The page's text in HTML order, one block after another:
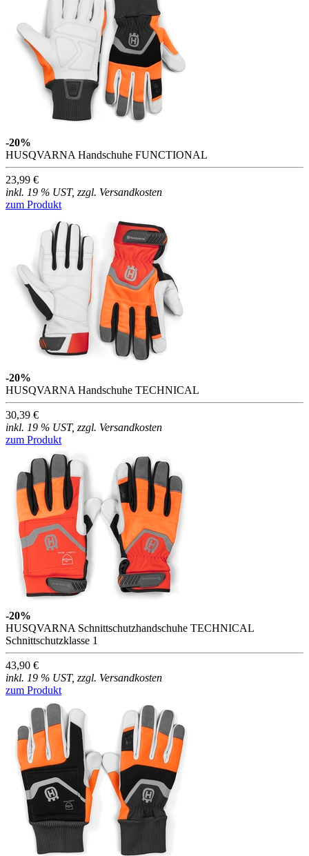
-20%
HUSQVARNA Handschuhe FUNCTIONAL
23,99 €
inkl. 19 % UST, zzgl. Versandkosten
zum Produkt
-20%
HUSQVARNA Handschuhe TECHNICAL
30,39 €
inkl. 19 % UST, zzgl. Versandkosten
zum Produkt
-20%
HUSQVARNA Schnittschutzhandschuhe TECHNICAL
Schnittschutzklasse 1
43,90 €
inkl. 19 % UST, zzgl. Versandkosten
zum Produkt